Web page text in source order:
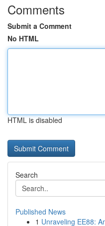
Comments
Submit a Comment
No HTML
HTML is disabled
Search
Published News
1 Unraveling EE88: